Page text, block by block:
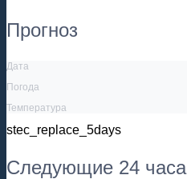
Прогноз
Дата
Погода
Температура
stec_replace_5days
Следующие 24 часа